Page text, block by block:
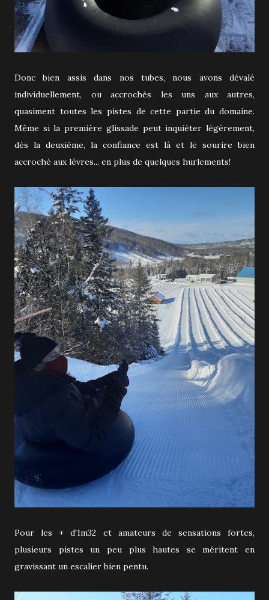
Donc bien assis dans nos tubes, nous avons dévalé
individuellement, ou accrochés les uns aux autres,
quasiment toutes les pistes de cette partie du domaine.
Même si la première glissade peut inquiéter légèrement,
dès la deuxième, la confiance est là et le sourire bien
accroché aux lèvres... en plus de quelques hurlements!
Pour les + d'1m32 et amateurs de sensations fortes,
plusieurs pistes un peu plus hautes se méritent en
gravissant un escalier bien pentu.